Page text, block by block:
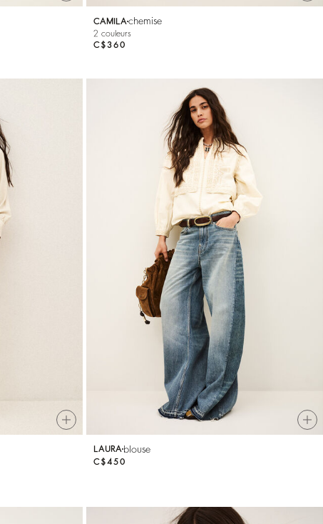
CAMILAchemise
2 couleurs
C$360
LAURA blouse
C$450